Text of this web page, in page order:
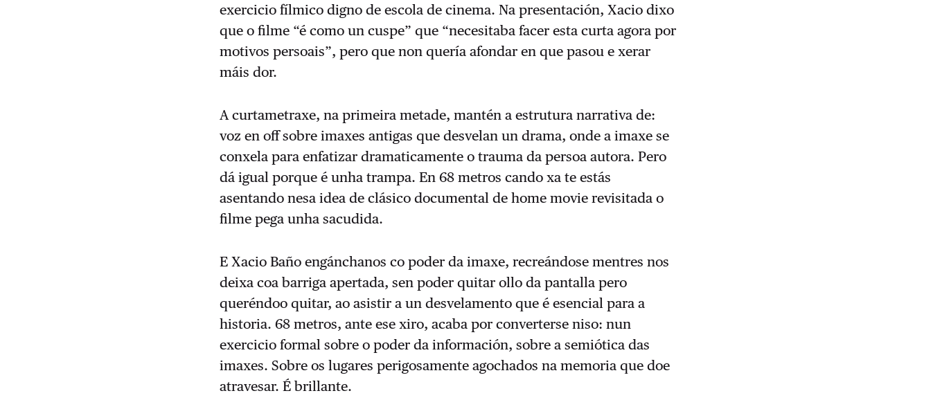
exercicio fílmico digno de escola de cinema. Na presentación, Xacio dixo
que o filme “é como un cuspe” que “necesitaba facer esta curta agora por
motivos persoais”, pero que non quería afondar en que pasou e xerar
máis dor.
A curtametraxe, na primeira metade, mantén a estrutura narrativa de:
voz en off sobre imaxes antigas que desvelan un drama, onde a imaxe se
conxela para enfatizar dramaticamente o trauma da persoa autora. Pero
dá igual porque é unha trampa. En 68 metros cando xa te estás
asentando nesa idea de clásico documental de home movie revisitada o
filme pega unha sacudida.
E Xacio Baño engánchanos co poder da imaxe, recreándose mentres nos
deixa coa barriga apertada, sen poder quitar ollo da pantalla pero
queréndoo quitar, ao asistir a un desvelamento que é esencial para a
historia. 68 metros, ante ese xiro, acaba por converterse niso: nun
exercicio formal sobre o poder da información, sobre a semiótica das
imaxes. Sobre os lugares perigosamente agochados na memoria que doe
atravesar. É brillante.